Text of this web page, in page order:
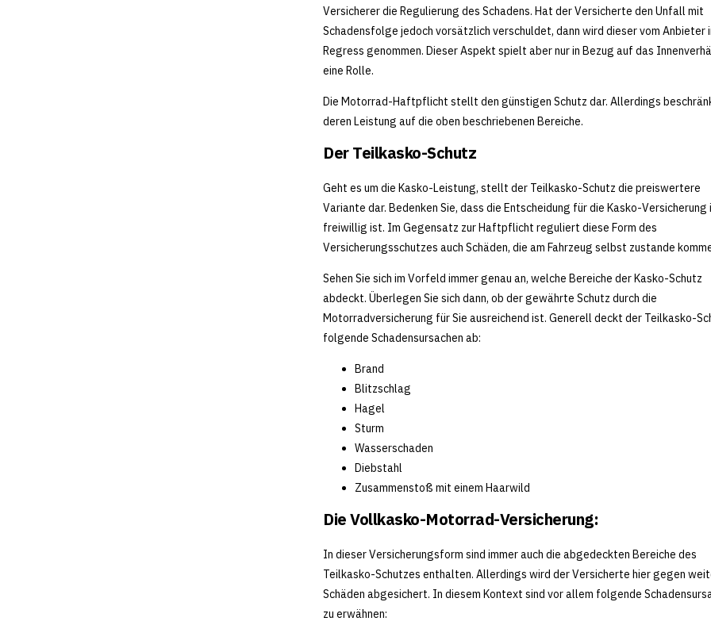
Versicherer die Regulierung des Schadens. Hat der Versicherte den Unfall mit
Schadensfolge jedoch vorsätzlich verschuldet, dann wird dieser vom Anbieter
Regress genommen. Dieser Aspekt spielt aber nur in Bezug auf das
eine Rolle.
Die Motorrad-Haftpflicht stellt den günstigen Schutz dar. Allerdings
deren Leistung auf die oben beschriebenen Bereiche.
Der Teilkasko-Schutz
Geht es um die Kasko-Leistung, stellt der Teilkasko-Schutz die preiswertere
Variante dar. Bedenken Sie, dass die Entscheidung für die Kasko-Versicherung
freiwillig ist. Im Gegensatz zur Haftpflicht reguliert diese Form des
Versicherungsschutzes auch Schäden, die am Fahrzeug selbst zustande
Sehen Sie sich im Vorfeld immer genau an, welche Bereiche der Kasko-Schutz
abdeckt. Überlegen Sie sich dann, ob der gewährte Schutz durch die
Motorradversicherung für Sie ausreichend ist. Generell deckt der Teilkasko-
folgende Schadensursachen ab:
Brand
Blitzschlag
Hagel
Sturm
Wasserschaden
Diebstahl
Zusammenstoß mit einem Haarwild
Die Vollkasko-Motorrad-Versicherung:
In dieser Versicherungsform sind immer auch die abgedeckten Bereiche des
Teilkasko-Schutzes enthalten. Allerdings wird der Versicherte hier gegen
Schäden abgesichert. In diesem Kontext sind vor allem folgende
zu erwähnen: